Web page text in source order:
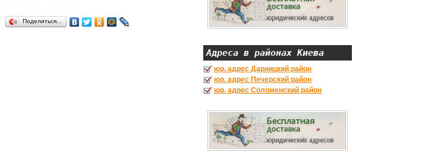
Поделиться…
Адреса в районах Киева
юр. адрес Дарницкий район
юр. адрес Печерский район
юр. адрес Соломенский район